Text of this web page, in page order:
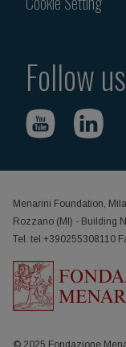
Follow us
Menarini Foundation,
Rozzano (MI) - Building
Tel. tel:+390255308110
© 2025 Fondazione